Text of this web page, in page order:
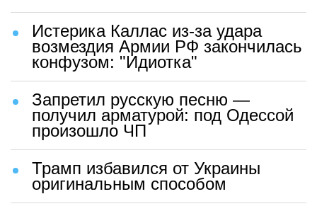
Истерика Каллас из-за удара
возмездия Армии РФ закончилась
конфузом: "Идиотка"
Запретил русскую песню —
получил арматурой: под Одессой
произошло ЧП
Трамп избавился от Украины
оригинальным способом